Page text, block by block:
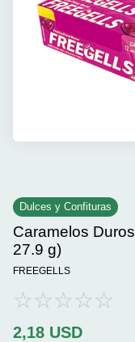
Dulces y Confituras
Caramelos
27.9 g)
FREEGELLS
2,18 USD